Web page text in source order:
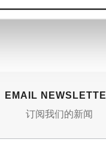
EMAIL
订阅我们的新闻